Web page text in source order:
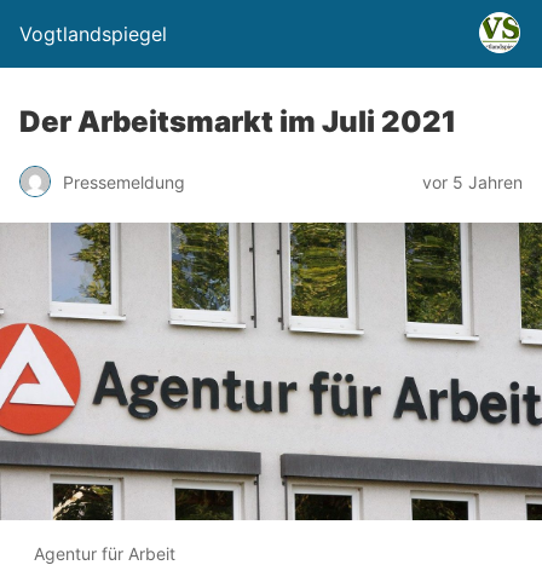
Vogtlandspiegel
Der Arbeitsmarkt im Juli 2021
Pressemeldung vor 5 Jahren
Agentur für Arbeit